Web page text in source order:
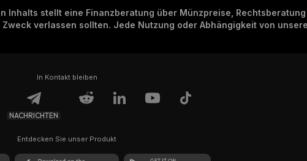
Inhalts stellt eine Finanzberatung über Münzpreise,
verlassen sollten. Jede Nutzung oder Abhängigkeit von
In Kontakt bleiben
NACHRICHTEN
Entdecken Sie unser Produkt